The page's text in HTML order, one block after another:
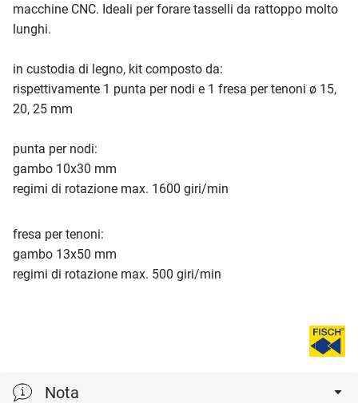
macchine CNC. Ideali per forare tasselli da rattoppo molto
lunghi.
in custodia di legno, kit composto da:
rispettivamente 1 punta per nodi e 1 fresa per tenoni ø 15,
20, 25 mm
punta per nodi:
gambo 10x30 mm
regimi di rotazione max. 1600 giri/min
fresa per tenoni:
gambo 13x50 mm
regimi di rotazione max. 500 giri/min
Nota